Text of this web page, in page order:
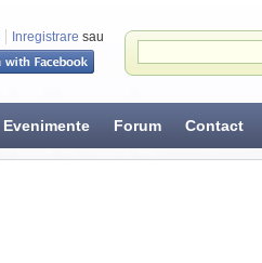
Inregistrare sau
Evenimente Forum Contact